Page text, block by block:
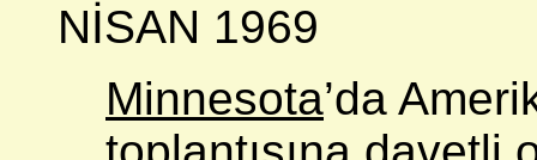
NİSAN 1969
Minnesota’da